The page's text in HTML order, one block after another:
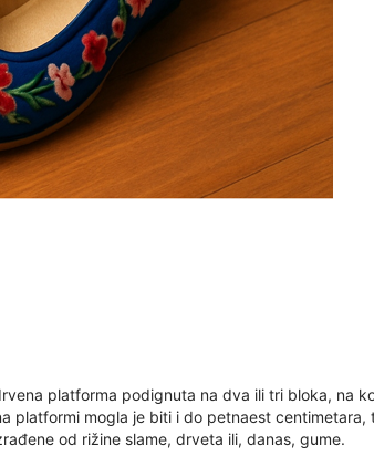
platforma podignuta na dva ili tri bloka, na
platformi mogla je biti i do petnaest
od rižine slame, drveta ili, danas, gume.